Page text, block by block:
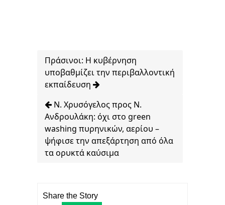
Πράσινοι: Η κυβέρνηση
υποβαθμίζει την περιβαλλοντική
εκπαίδευση
Ν. Χρυσόγελος προς Ν.
Ανδρουλάκη: όχι στο green
washing πυρηνικών, αερίου –
ψήφισε την απεξάρτηση από όλα
τα ορυκτά καύσιμα
Share the Story